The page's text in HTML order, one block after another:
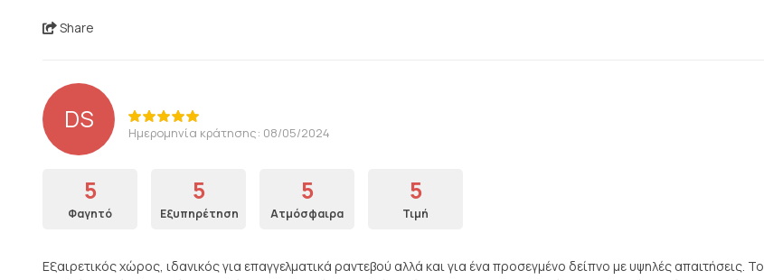
Share
DS Ημερομηνία κράτησης: 08/05/2024
5
Φαγητό
5
Εξυπηρέτηση
5
Ατμόσφαιρα
5
Τιμή
Εξαιρετικός χώρος, ιδανικός για επαγγελματικά ραντεβού αλλά και για ένα προσεγμένο δείπνο με υψηλές απαιτήσεις. Το